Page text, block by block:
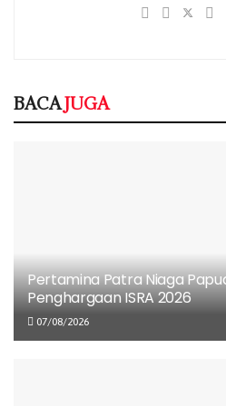
Zankore by
BACAJUGA
Pertamina Patra Niaga
Penghargaan ISRA 2026
07/08/2026